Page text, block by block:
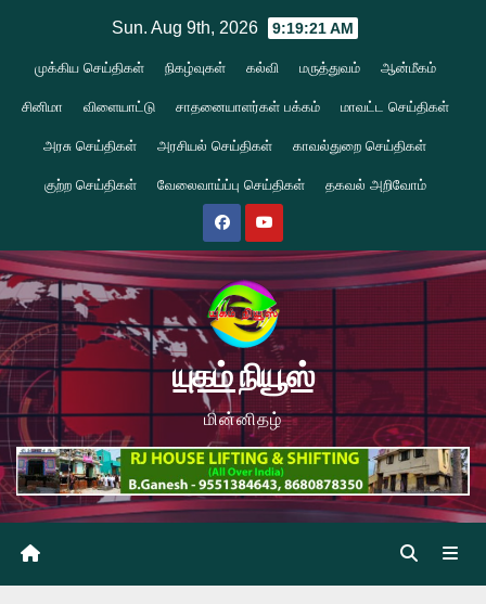
content
Sun. Aug 9th, 2026 9:19:22 AM
முக்கிய செய்திகள் நிகழ்வுகள் கல்வி மருத்துவம் ஆன்மீகம்
சினிமா விளையாட்டு சாதனையாளர்கள் பக்கம் மாவட்ட செய்திகள்
அரசு செய்திகள் அரசியல் செய்திகள் காவல்துறை செய்திகள்
குற்ற செய்திகள் வேலைவாய்ப்பு செய்திகள் தகவல் அறிவோம்
யுகம் நியூஸ்
மின்னிதழ்